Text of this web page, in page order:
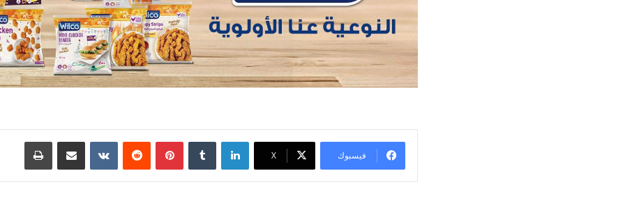
فيسبوك X
لينكدإن بينتيريست مشاركة عبر البريد طباعة